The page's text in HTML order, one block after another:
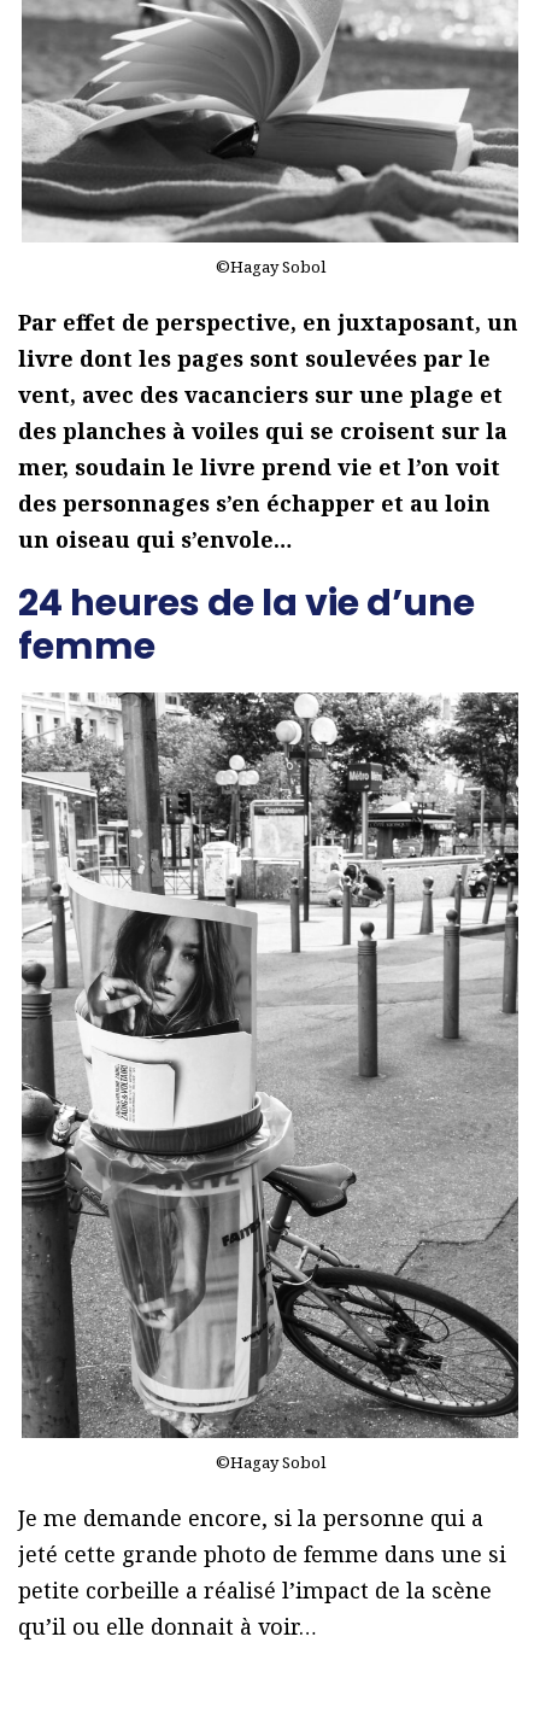
©Hagay Sobol
Par effet de perspective, en juxtaposant, un
livre dont les pages sont soulevées par le
vent, avec des vacanciers sur une plage et
des planches à voiles qui se croisent sur la
mer, soudain le livre prend vie et l’on voit
des personnages s’en échapper et au loin
un oiseau qui s’envole…
24 heures de la vie d’une
femme
©Hagay Sobol
Je me demande encore, si la personne qui a
jeté cette grande photo de femme dans une si
petite corbeille a réalisé l’impact de la scène
qu’il ou elle donnait à voir…